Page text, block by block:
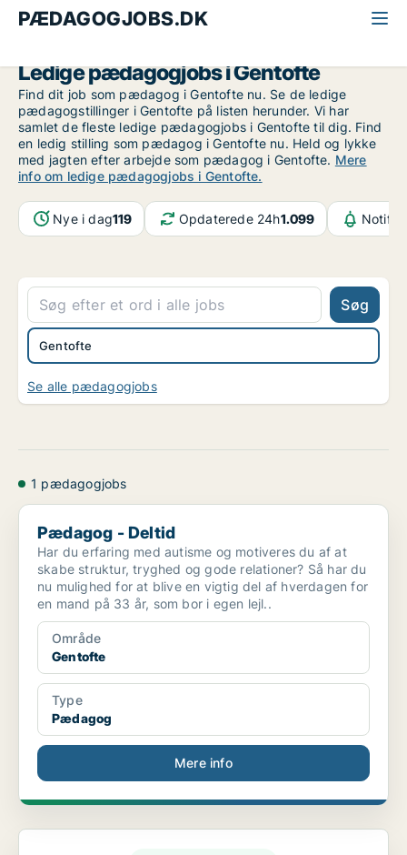
PÆDAGOGJOBS.DK
Ledige pædagogjobs i Gentofte
Find dit job som pædagog i Gentofte nu. Se de ledige
pædagogstillinger i Gentofte på listen herunder. Vi har
samlet de fleste ledige pædagogjobs i Gentofte til dig. Find
en ledig stilling som pædagog i Gentofte nu. Held og lykke
med jagten efter arbejde som pædagog i Gentofte. Mere
info om ledige pædagogjobs i Gentofte.
Nye i dag119 Opdaterede 24h1.099
Søg
Gentofte
Se alle pædagogjobs
1 pædagogjobs
Pædagog - Deltid
Pædagog - Deltid
Har du erfaring med autisme og motiveres du af at
skabe struktur, tryghed og gode relationer? Så har du
nu mulighed for at blive en vigtig del af hverdagen for
en mand på 33 år, som bor i egen lejl..
Område
Gentofte
Type
Pædagog
Mere info